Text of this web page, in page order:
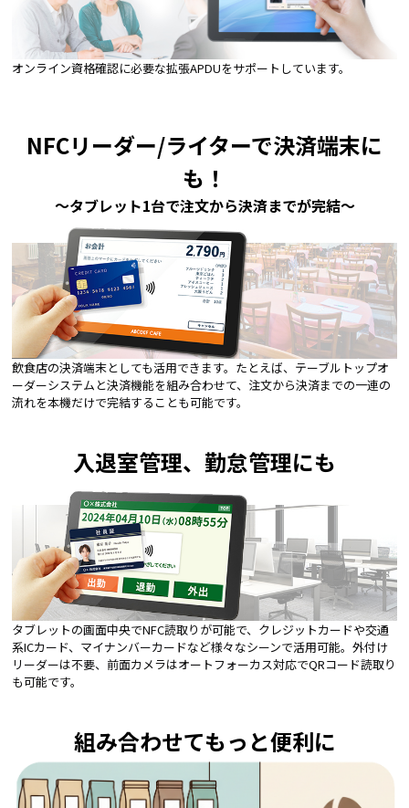
オンライン資格確認に必要な拡張APDUをサポートしています。
NFCリーダー/ライターで決済端末に
も！
～タブレット1台で注文から決済までが完結～
飲食店の決済端末としても活用できます。たとえば、テーブルトップオ
ーダーシステムと決済機能を組み合わせて、注文から決済までの一連の
流れを本機だけで完結することも可能です。
入退室管理、勤怠管理にも
タブレットの画面中央でNFC読取りが可能で、クレジットカードや交通
系ICカード、マイナンバーカードなど様々なシーンで活用可能。外付け
リーダーは不要、前面カメラはオートフォーカス対応でQRコード読取り
も可能です。
組み合わせてもっと便利に